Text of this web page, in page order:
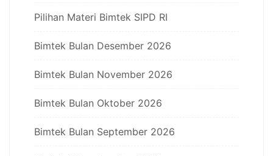
Pilihan Materi Bimtek SIPD RI
Bimtek Bulan Desember 2026
Bimtek Bulan November 2026
Bimtek Bulan Oktober 2026
Bimtek Bulan September 2026